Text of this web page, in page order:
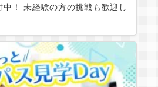
中！ 未経験の方の挑戦も歓迎し